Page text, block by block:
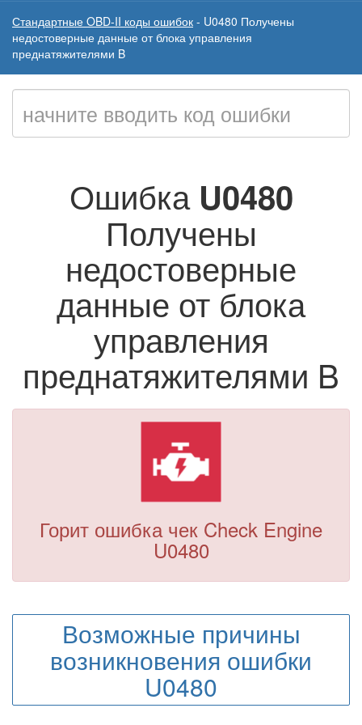
Стандартные OBD-II коды ошибок - U0480 Получены
недостоверные данные от блока управления
преднатяжителями B
Ошибка U0480
Получены
недостоверные
данные от блока
управления
преднатяжителями B
Горит ошибка чек Check Engine
U0480
Возможные причины
возникновения ошибки
U0480